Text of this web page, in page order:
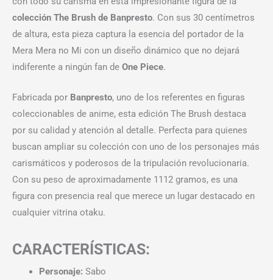
colección The Brush de Banpresto. Con sus 30 centímetros
de altura, esta pieza captura la esencia del portador de la
Mera Mera no Mi con un diseño dinámico que no dejará
indiferente a ningún fan de One Piece.
Fabricada por Banpresto, uno de los referentes en figuras
coleccionables de anime, esta edición The Brush destaca
por su calidad y atención al detalle. Perfecta para quienes
buscan ampliar su colección con uno de los personajes más
carismáticos y poderosos de la tripulación revolucionaria.
Con su peso de aproximadamente 1112 gramos, es una
figura con presencia real que merece un lugar destacado en
cualquier vitrina otaku.
CARACTERÍSTICAS:
Personaje: Sabo